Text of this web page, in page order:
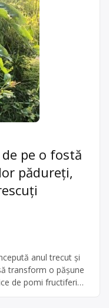
pe o fostă
pădureți,
anul trecut și
transform o pășune
de pomi fructiferi